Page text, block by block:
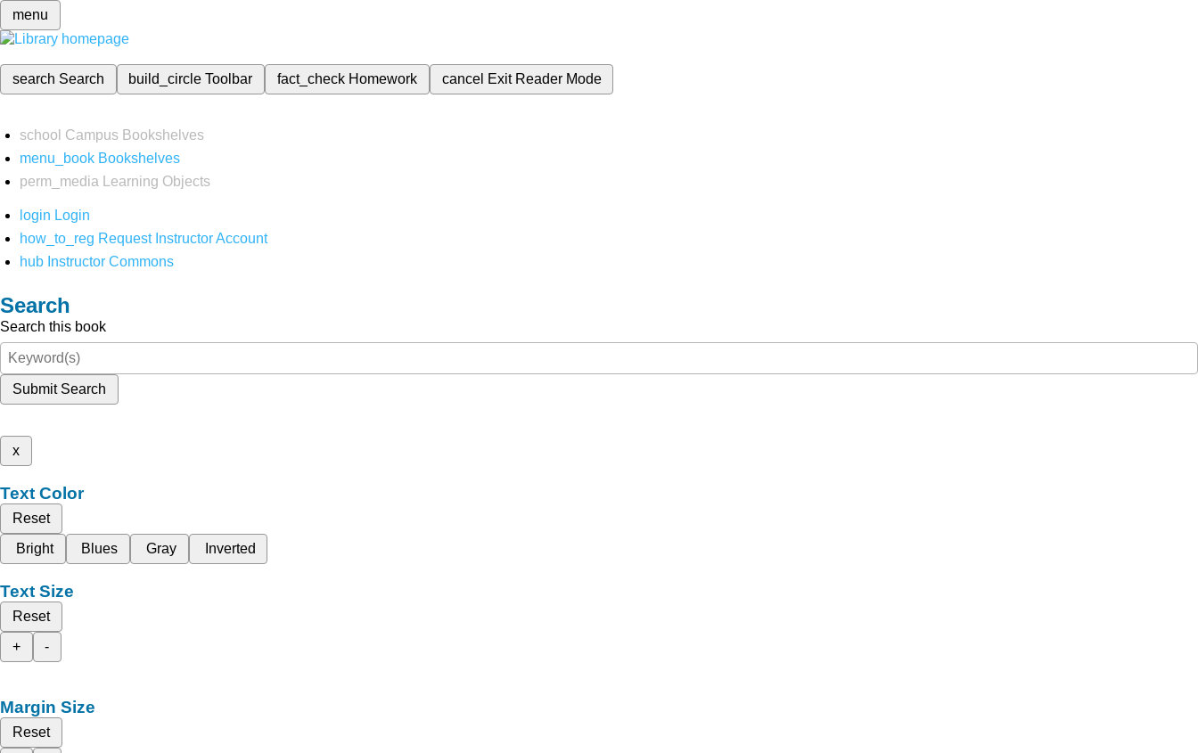
menu
search Search build_circleToolbar fact_check Homework cancel Exit Reader Mode
school Campus Bookshelves
menu_book Bookshelves
perm_media
Learning Objects
login Login
how_to_reg Request Instructor Account
hub Instructor Commons
Search
Search this book
Submit Search
x
Text Color
Reset
Bright
Blues Gray Inverted
Text Size
Reset
+
-
Margin Size
Reset